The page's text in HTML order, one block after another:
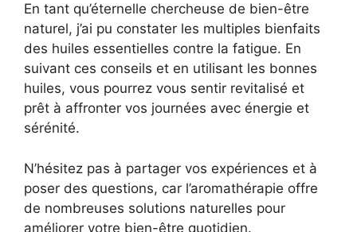
En tant qu’éternelle chercheuse de bien-être
naturel, j’ai pu constater les multiples bienfaits
des huiles essentielles contre la fatigue. En
suivant ces conseils et en utilisant les bonnes
huiles, vous pourrez vous sentir revitalisé et
prêt à affronter vos journées avec énergie et
sérénité.
N’hésitez pas à partager vos expériences et à
poser des questions, car l’aromathérapie offre
de nombreuses solutions naturelles pour
améliorer votre bien-être quotidien.